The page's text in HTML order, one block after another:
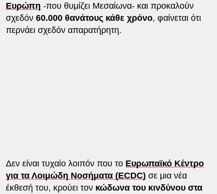
Ευρώπη -που θυμίζει Μεσαίωνα- και προκαλούν
σχεδόν 60.000 θανάτους κάθε χρόνο, φαίνεται ότι
περνάει σχεδόν απαρατήρητη.
Δεν είναι τυχαίο λοιπόν που το Ευρωπαϊκό Κέντρο
για τα Λοιμώδη Νοσήματα (ECDC) σε μια νέα
έκθεσή του, κρούει τον κώδωνα του κινδύνου στα